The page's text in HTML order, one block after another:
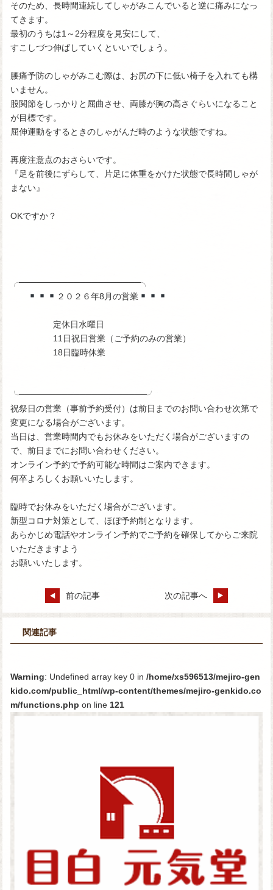
そのため、長時間連続してしゃがみこんでいると逆に痛みになっ
てきます。
最初のうちは1～2分程度を見安にして、
すこしづつ伸ばしていくといいでしょう。
腰痛予防のしゃがみこむ際は、お尻の下に低い椅子を入れても構
いません。
股関節をしっかりと屈曲させ、両膝が胸の高さぐらいになること
が目標です。
屈伸運動をするときのしゃがんだ時のような状態ですね。
再度注意点のおさらいです。
『足を前後にずらして、片足に体重をかけた状態で長時間しゃが
まない』
OKですか？
╭────────────────────╮
２０２６年8月の営業
定休日水曜日
11日祝日営業（ご予約のみの営業）
18日臨時休業
╰─────────────────────╯
祝祭日の営業（事前予約受付）は前日までのお問い合わせ次第で
変更になる場合がございます。
当日は、営業時間内でもお休みをいただく場合がございますの
で、前日までにお問い合わせください。
オンライン予約で予約可能な時間はご案内できます。
何卒よろしくお願いいたします。
臨時でお休みをいただく場合がございます。
新型コロナ対策として、ほぼ予約制となります。
あらかじめ電話やオンライン予約でご予約を確保してからご来院
いただきますよう
お願いいたします。
前の記事 次の記事へ
関連記事
Warning: Undefined array key 0 in /home/xs596513/mejiro-gen
kido.com/public_html/wp-content/themes/mejiro-genkido.co
m/functions.php on line 121